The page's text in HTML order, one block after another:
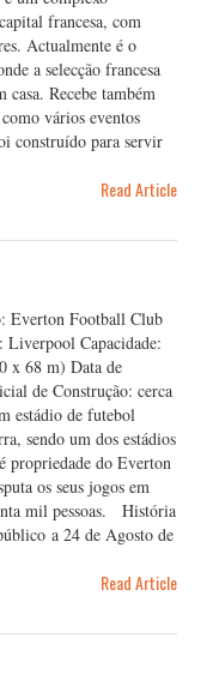
francesa, com
Actualmente é o
a selecção francesa
casa. Recebe também
vários eventos
construído para servir
Read Article
Everton Football Club
Capacidade:
x 68 m) Data de
de Construção: cerca
estádio de futebol
sendo um dos estádios
propriedade do Everton
os seus jogos em
mil pessoas. História
a 24 de Agosto de
Read Article